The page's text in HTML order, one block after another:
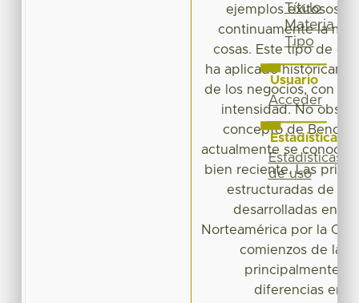
ejemplos exitosos,
continuamente la
cosas. Este tipo de
ha aplicado
de los negocios, con
intensidad. No
concepto de
actualmente se conoce,
bien reciente. Las
estructuradas de
desarrolladas en
Norteamérica por la
comienzos de la
principalmente
diferencias en
Título
Materia
Tipo
Usuario
Acceder
Estadísticas
Estadísticas
de uso